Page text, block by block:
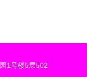
1号楼5层502